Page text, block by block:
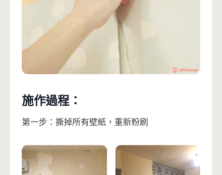
施作過程：
第一步：撕掉所有壁紙，重新粉刷